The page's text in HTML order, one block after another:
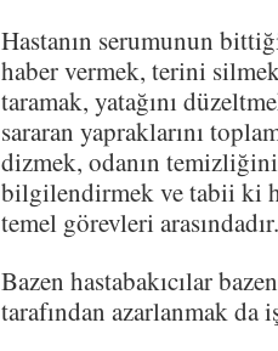
Hastanın serumunun
haber vermek, terini
taramak, yatağını
sararan yapraklarını
dizmek, odanın
bilgilendirmek ve tabii ki
temel görevleri arasındadır.
Bazen hastabakıcılar
tarafından azarlanmak da